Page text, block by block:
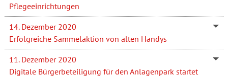
Pflegeeinrichtungen
14. Dezember 2020
Erfolgreiche Sammelaktion von alten Handys
11. Dezember 2020
Digitale Bürgerbeteiligung für den Anlagenpark startet